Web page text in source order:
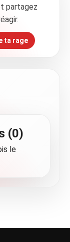
partagez
ta rage
(0)
le